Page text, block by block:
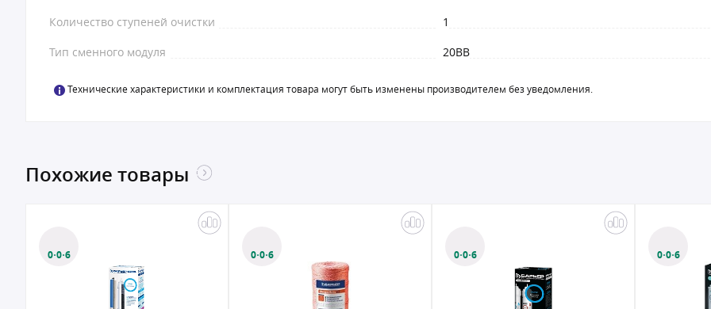
Количество ступеней очистки
1
Тип сменного модуля
20BB
Технические характеристики и комплектация товара могут быть изменены производителем без уведомления.
Похожие товары
0·0·6 0·0·6 0·0·6 0·0·6